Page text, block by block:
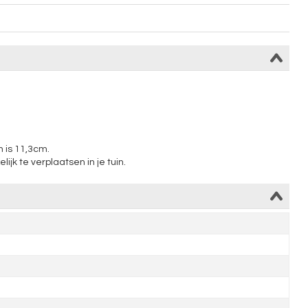
is 11,3cm.
te verplaatsen in je tuin.